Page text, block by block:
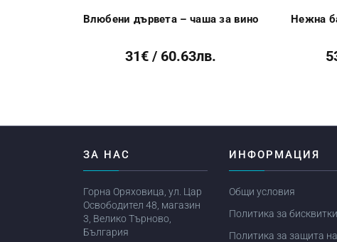
Влюбени дървета – чаша за вино
31€ / 60.63лв.
Нежна
ЗА НАС
Горна Оряховица, ул. Цар
Освободител 48, магазин
3, Велико Търново,
България
ИНФОРМАЦИЯ
Общи условия
Политика за бисквитки
Политика за защита на